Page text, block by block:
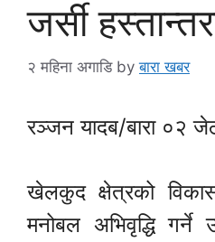
जर्सी
२ महिना अगाडि byबारा खबर
रञ्जन यादब/बारा ०२
खेलकुद क्षेत्रको
मनोबल अभिवृद्धि